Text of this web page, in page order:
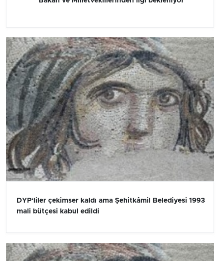
DYP‘liler çekimser kaldı ama Şehitkâmil Belediyesi 1993
mali bütçesi kabul edildi